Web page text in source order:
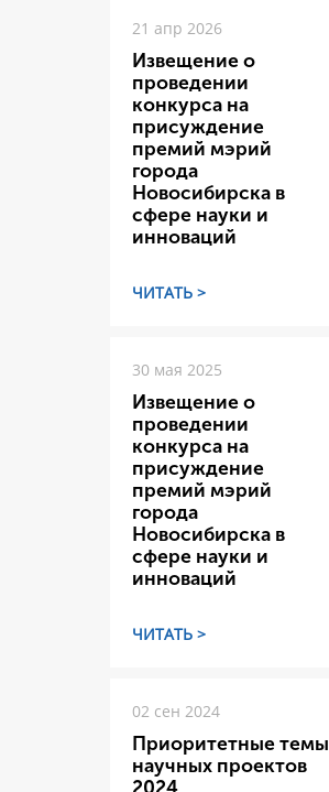
21 апр 2026
Извещение о
проведении
конкурса на
присуждение
премий мэрий
города
Новосибирска в
сфере науки и
инноваций
ЧИТАТЬ >
30 мая 2025
Извещение о
проведении
конкурса на
присуждение
премий мэрий
города
Новосибирска в
сфере науки и
инноваций
ЧИТАТЬ >
02 сен 2024
Приоритетные темы
научных проектов